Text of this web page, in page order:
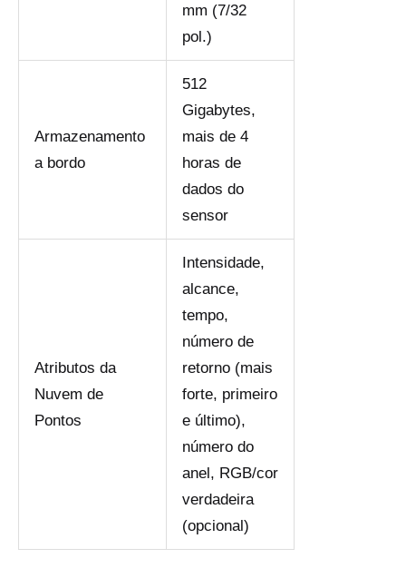
mm (7/32
pol.)
Armazenamento
a bordo
512
Gigabytes,
mais de 4
horas de
dados do
sensor
Atributos da
Nuvem de
Pontos
Intensidade,
alcance,
tempo,
número de
retorno (mais
forte, primeiro
e último),
número do
anel, RGB/cor
verdadeira
(opcional)